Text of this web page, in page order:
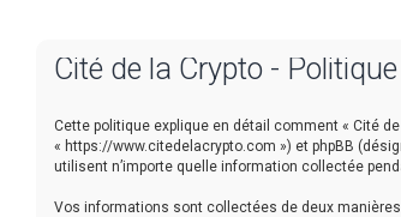
Cité de la Crypto -
Cette politique explique en détail comment « Cité
« https://www.citedelacrypto.com ») et phpBB
utilisent n’importe quelle information collectée
Vos informations sont collectées de deux